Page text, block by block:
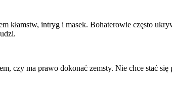
kłamstw, intryg i masek. Bohaterowie często
czy ma prawo dokonać zemsty. Nie chce stać